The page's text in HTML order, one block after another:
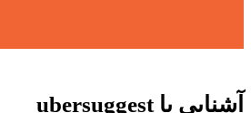
آشنایی باubersuggest